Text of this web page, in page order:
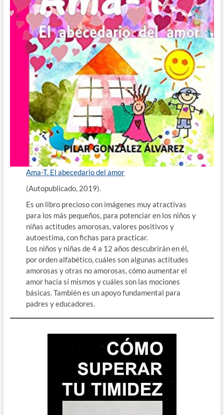
Ama-T. El abecedario del amor
(Autopublicado, 2019).
Es un libro precioso con imágenes muy atractivas
para los más pequeños, para potenciar en los niños y
niñas actitudes amorosas, valores positivos y
autoestima, con fichas para practicar.
Los niños y niñas de 4 a 12 años descubrirán en él,
por orden alfabético, cuáles son algunas actitudes
amorosas y otras no amorosas, cómo aumentar el
amor hacia sí mismos y cuáles son las mociones
básicas. También es un apoyo fundamental para
padres y educadores.